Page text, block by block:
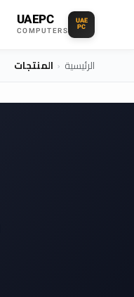
UAE
PC
UAEPC
COMPUTERS
الرئيسية › المنتجات